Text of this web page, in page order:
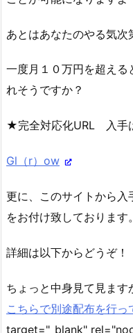
あとはあなたのやる気次
一度月１０万円を超え
れそうですか？
★完全対応化URL 入手
Gl（r）ow
更に、このサイトから
をお付け致しております。
詳細は以下からどうぞ！
ちょっと中身見て見ます
こちらで別途配布を行
target="_blank"